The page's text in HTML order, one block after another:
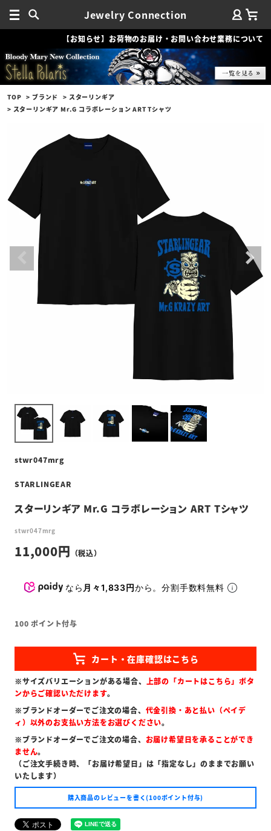
Jewelry Connection
【お知らせ】お荷物のお届け・お問い合わせ業務について
TOP ブランド
スターリンギア
スターリンギア Mr.G コラボレーション ART Tシャツ
stwr047mrg
STARLINGEAR
スターリンギア Mr.G コラボレーション ART Tシャツ
stwr047mrg
11,000
なら 月々1,833円から。分割手数料無料
100 ポイント付与
※サイズバリエーションがある場合、 上部の「カートはこちら」ボタ
ンからご確認いただけます。
※ブランドオーダーでご注文の場合、 代金引換・あと払い（ペイデ
ィ）以外のお支払い方法をお選びください。
※ブランドオーダーでご注文の場合、 お届け希望日を承ることができ
ません。
（ご注文手続き時、「お届け希望日」は「指定なし」のままでお願い
いたします）
購入商品のレビューを書く(100ポイント付与)